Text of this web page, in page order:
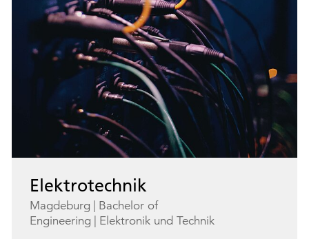
Elektrotechnik
Magdeburg
Bachelor of
Engineering
Elektronik und Technik